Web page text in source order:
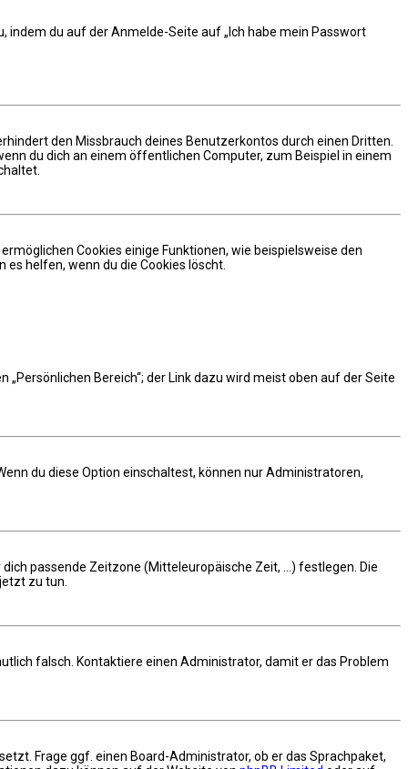
indem du auf der Anmelde-Seite auf „Ich habe mein Passwort
den Missbrauch deines Benutzerkontos durch einen Dritten.
du dich an einem öffentlichen Computer, zum Beispiel in einem
Cookies einige Funktionen, wie beispielsweise den
helfen, wenn du die Cookies löscht.
Bereich“; der Link dazu wird meist oben auf der Seite
du diese Option einschaltest, können nur Administratoren,
passende Zeitzone (Mitteleuropäische Zeit, ...) festlegen. Die
zu tun.
falsch. Kontaktiere einen Administrator, damit er das Problem
Frage ggf. einen Board-Administrator, ob er das Sprachpaket,